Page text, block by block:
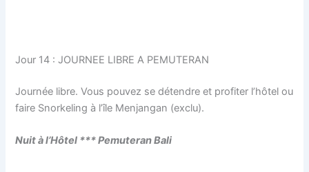
Jour 14 : JOURNEE LIBRE A PEMUTERAN
Journée libre. Vous pouvez se détendre et profiter l’hôtel ou
faire Snorkeling à l’île Menjangan (exclu).
Nuit à l’Hôtel *** Pemuteran Bali